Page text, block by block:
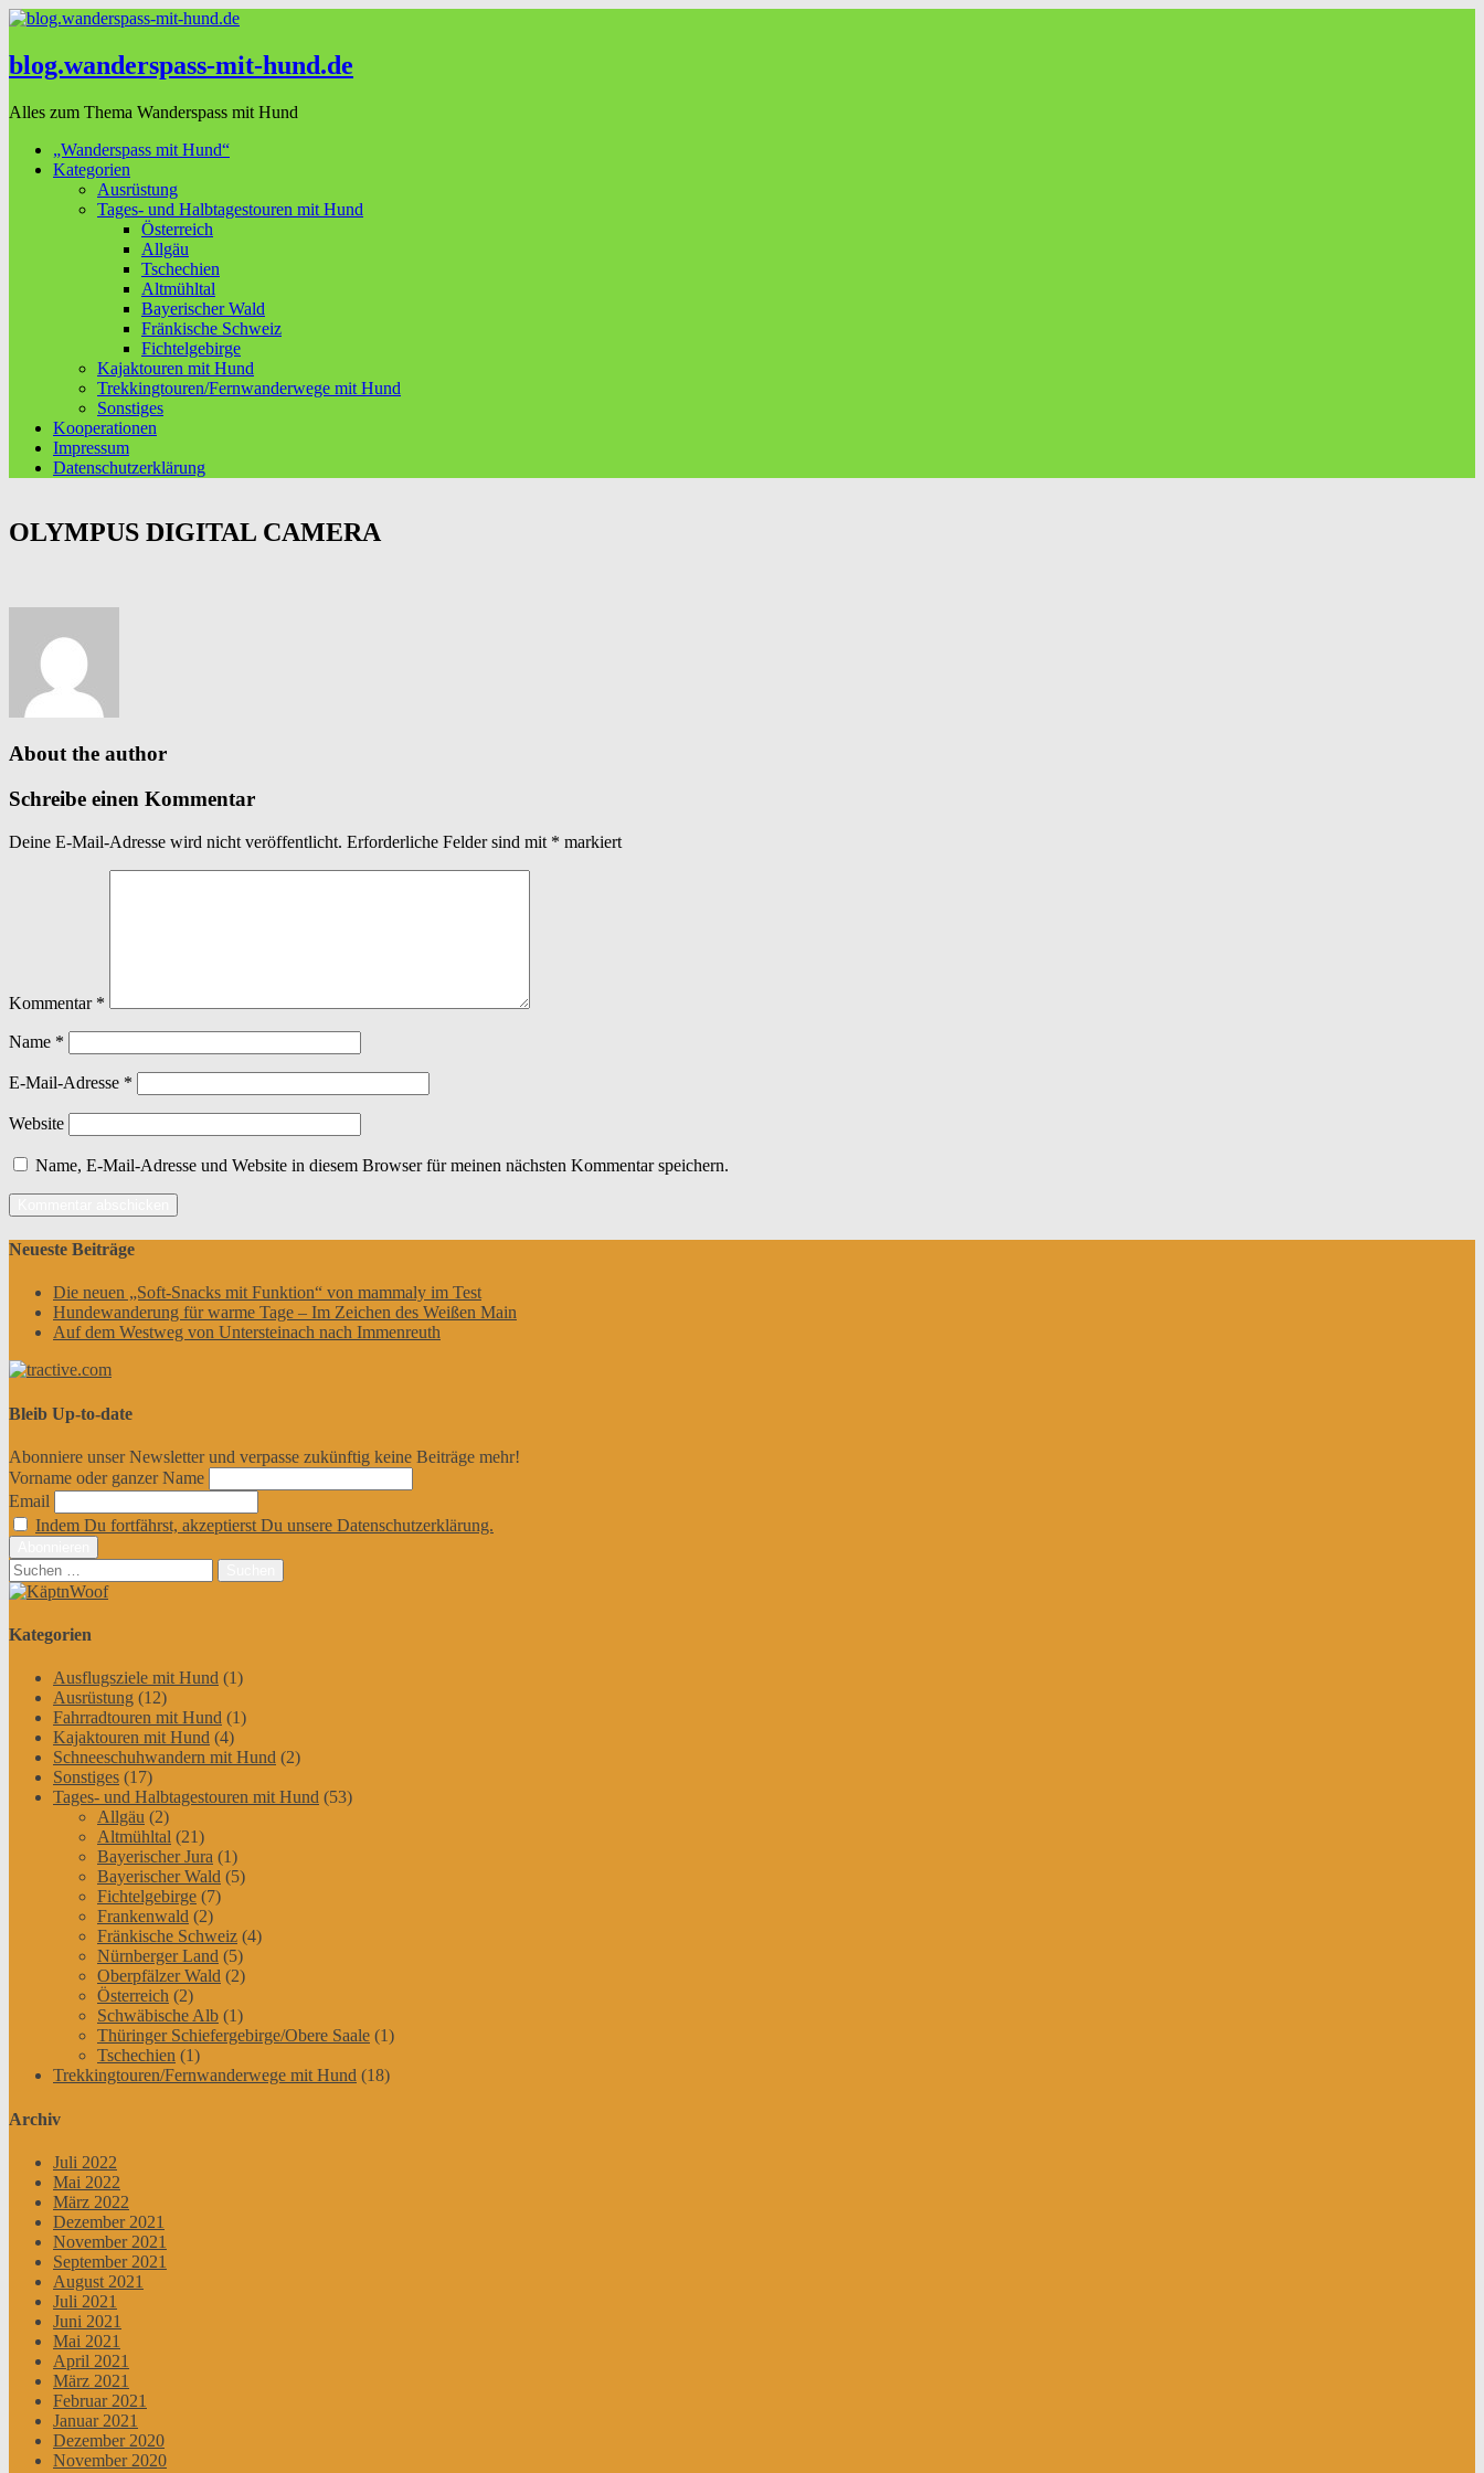
blog.wanderspass-mit-hund.de
Alles zum Thema Wanderspass mit Hund
„Wanderspass mit Hund“
Kategorien
Ausrüstung
Tages- und Halbtagestouren mit Hund
Österreich
Allgäu
Tschechien
Altmühltal
Bayerischer Wald
Fränkische Schweiz
Fichtelgebirge
Kajaktouren mit Hund
Trekkingtouren/Fernwanderwege mit Hund
Sonstiges
Kooperationen
Impressum
Datenschutzerklärung
OLYMPUS DIGITAL CAMERA
About the author
Schreibe einen Kommentar
Deine E-Mail-Adresse wird nicht veröffentlicht. Erforderliche Felder sind mit * markiert
Kommentar *
Name *
E-Mail-Adresse *
Website
Name, E-Mail-Adresse und Website in diesem Browser für meinen nächsten Kommentar speichern.
Neueste Beiträge
Die neuen „Soft-Snacks mit Funktion“ von mammaly im Test
Hundewanderung für warme Tage – Im Zeichen des Weißen Main
Auf dem Westweg von Untersteinach nach Immenreuth
Bleib Up-to-date
Abonniere unser Newsletter und verpasse zukünftig keine Beiträge mehr!
Vorname oder ganzer Name
Email
Indem Du fortfährst, akzeptierst Du unsere Datenschutzerklärung.
Suchen
nach:
Kategorien
Ausflugsziele mit Hund (1)
Ausrüstung (12)
Fahrradtouren mit Hund (1)
Kajaktouren mit Hund (4)
Schneeschuhwandern mit Hund (2)
Sonstiges (17)
Tages- und Halbtagestouren mit Hund (53)
Allgäu (2)
Altmühltal (21)
Bayerischer Jura (1)
Bayerischer Wald (5)
Fichtelgebirge (7)
Frankenwald (2)
Fränkische Schweiz (4)
Nürnberger Land (5)
Oberpfälzer Wald (2)
Österreich (2)
Schwäbische Alb (1)
Thüringer Schiefergebirge/Obere Saale (1)
Tschechien (1)
Trekkingtouren/Fernwanderwege mit Hund (18)
Archiv
Juli 2022
Mai 2022
März 2022
Dezember 2021
November 2021
September 2021
August 2021
Juli 2021
Juni 2021
Mai 2021
April 2021
März 2021
Februar 2021
Januar 2021
Dezember 2020
November 2020